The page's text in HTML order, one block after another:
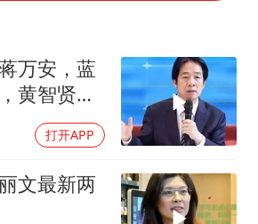
夯实基础开新局
万安，蓝
黄智贤不
打开APP
文最新两